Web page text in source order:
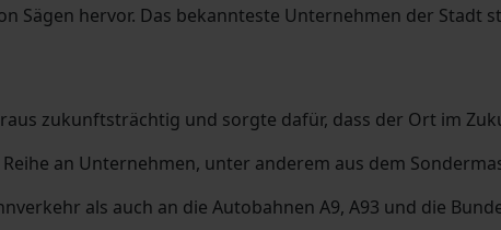
Sägen hervor. Das bekannteste Unternehmen der Stadt
zukunftsträchtig und sorgte dafür, dass der Ort im
an Unternehmen, unter anderem aus dem
als auch an die Autobahnen A9, A93 und die